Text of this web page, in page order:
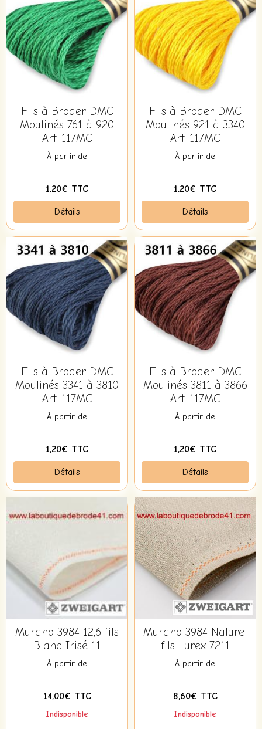
Fils à Broder DMC
Moulinés 761 à 920
Art. 117MC
À partir de
1,20€ TTC
Détails
Fils à Broder DMC
Moulinés 921 à 3340
Art. 117MC
À partir de
1,20€ TTC
Détails
Fils à Broder DMC
Moulinés 3341 à 3810
Art. 117MC
À partir de
1,20€ TTC
Détails
Fils à Broder DMC
Moulinés 3811 à 3866
Art. 117MC
À partir de
1,20€ TTC
Détails
Murano 3984 12,6 fils
Blanc Irisé 11
À partir de
14,00€ TTC
Indisponible
Murano 3984 Naturel
fils Lurex 7211
À partir de
8,60€ TTC
Indisponible